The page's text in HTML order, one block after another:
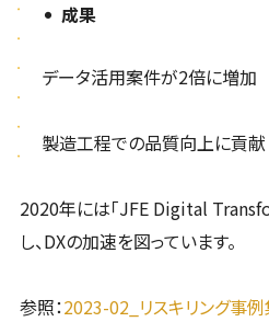
成果
データ活用案件が2倍に増加
製造工程での品質向上に貢献
2020年には「JFE Digital
し、DXの加速を図っています。
参照：2023-02_リスキリング事